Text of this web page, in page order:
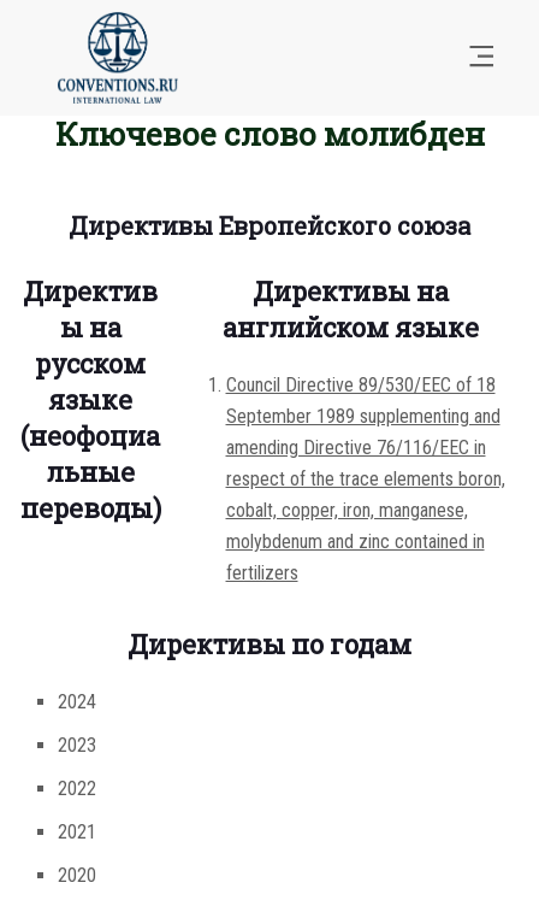
Ключевое слово молибден
Директивы Европейского союза
Директив
ы на
русском
языке
(неофоциа
льные
переводы)
Директивы на
английском языке
Council Directive 89/530/EEC of 18
September 1989 supplementing and
amending Directive 76/116/EEC in
respect of the trace elements boron,
cobalt, copper, iron, manganese,
molybdenum and zinc contained in
fertilizers
Директивы по годам
2024
2023
2022
2021
2020